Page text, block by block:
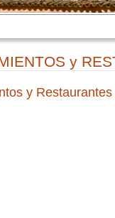
y
y Restaurantes